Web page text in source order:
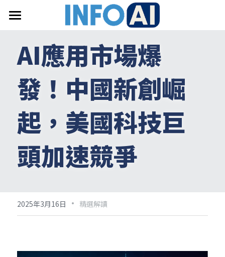
關於InfoAI
訂閱電子報
最新文章
搜索
email聯絡
AI應用市場爆
發！中國新創崛
起，美國科技巨
頭加速競爭
2025年3月16日 · 精選解讀